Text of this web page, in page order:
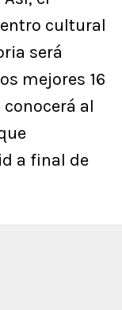
cultural
será
mejores 16
al
a final de